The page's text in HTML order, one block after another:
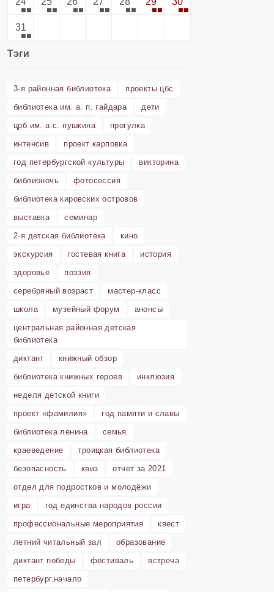
31
Тэги
3-я районная библиотека
проекты цбс
библиотека им. а. п. гайдара
дети
црб им. а.с. пушкина
прогулка
интенсив
проект карповка
год петербургской культуры
викторина
библионочь
фотосессия
библиотека кировских островов
выставка
семинар
2-я детская библиотека
кино
экскурсия
гостевая книга
история
здоровье
поэзия
серебряный возраст
мастер-класс
школа
музейный форум
анонсы
центральная районная детская
библиотека
диктант
книжный обзор
библиотека книжных героев
инклюзия
неделя детской книги
проект «фамилия»
год памяти и славы
библиотека ленина
семья
краеведение
троицкая библиотека
безопасность
квиз
отчет за 2021
отдел для подростков и молодёжи
игра
год единства народов россии
профессиональные мероприятия
квест
летний читальный зал
образование
диктант победы
фестиваль
встреча
петербург.начало